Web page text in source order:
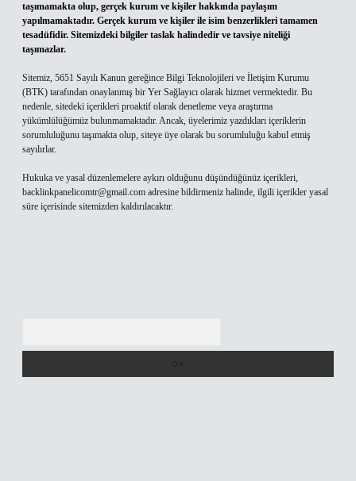
taşımamakta olup, gerçek kurum ve kişiler hakkında paylaşım
yapılmamaktadır. Gerçek kurum ve kişiler ile isim benzerlikleri tamamen
tesadüfidir. Sitemizdeki bilgiler taslak halindedir ve tavsiye niteliği
taşımazlar.
Sitemiz, 5651 Sayılı Kanun gereğince Bilgi Teknolojileri ve İletişim Kurumu
(BTK) tarafından onaylanmış bir Yer Sağlayıcı olarak hizmet vermektedir. Bu
nedenle, sitedeki içerikleri proaktif olarak denetleme veya araştırma
yükümlülüğümüz bulunmamaktadır. Ancak, üyelerimiz yazdıkları içeriklerin
sorumluluğunu taşımakta olup, siteye üye olarak bu sorumluluğu kabul etmiş
sayılırlar.
Hukuka ve yasal düzenlemelere aykırı olduğunu düşündüğünüz içerikleri,
backlinkpanelicomtr@gmail.com adresine bildirmeniz halinde, ilgili içerikler yasal
süre içerisinde sitemizden kaldırılacaktır.